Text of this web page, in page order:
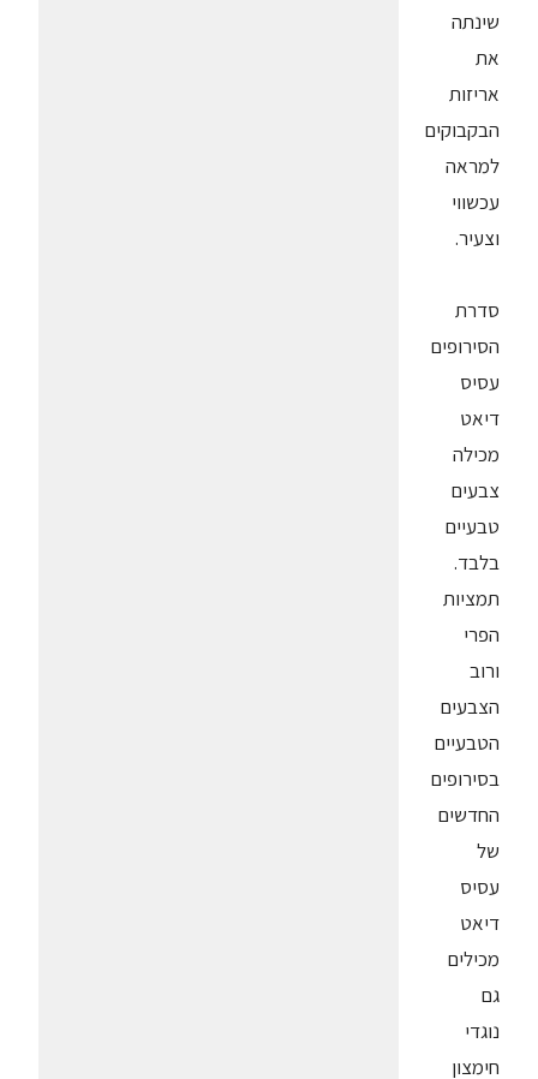
שינתה
את
אריזות
הבקבוקים
למראה
עכשווי
וצעיר.
סדרת
הסירופים
עסיס
דיאט
מכילה
צבעים
טבעיים
בלבד.
תמציות
הפרי
ורוב
הצבעים
הטבעיים
בסירופים
החדשים
של
עסיס
דיאט
מכילים
גם
נוגדי
חימצון